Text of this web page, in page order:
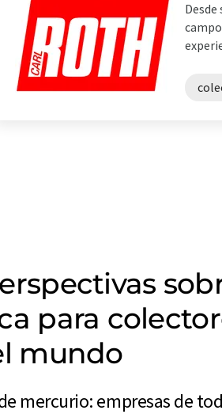
para
mundo
mercurio: empresas de